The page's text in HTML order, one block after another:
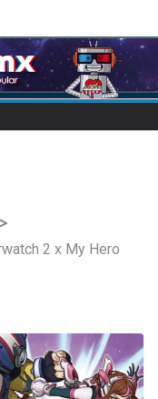
2 x My Hero